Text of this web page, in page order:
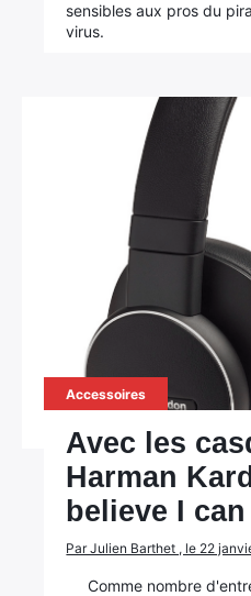
sensibles aux pros du
virus.
Accessoires
Avec les
Harman
believe I
Par Julien Barthet , le 22
Comme nombre